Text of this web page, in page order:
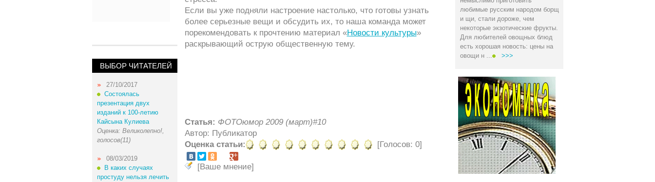
ВЫБОР ЧИТАТЕЛЕЙ
27/10/2017
Состоялась
презентация двух
изданий к 100-летию
Кайсына Кулиева
Оценка: Великолепно!,
голосов(11)
08/03/2019
В каких случаях
простуду нельзя лечить
Если вы уже подняли настроение настолько, что готовы узнать
более серьезные вещи и обсудить их, то наша команда может
порекомендовать к прочтению материал «Новости культуры»
раскрывающий острую общественную тему.
Статья: ФОТОюмор 2009 (март)#10
Автор: Публикатор
Оценка статьи:
[Голосов: 0]
[Ваше мнение]
любимые русским народом борщ
и щи, стали дороже, чем
некоторые экзотические фрукты.
Для любителей овощных блюд
есть хорошая новость: цены на
овощи н ...
>>>